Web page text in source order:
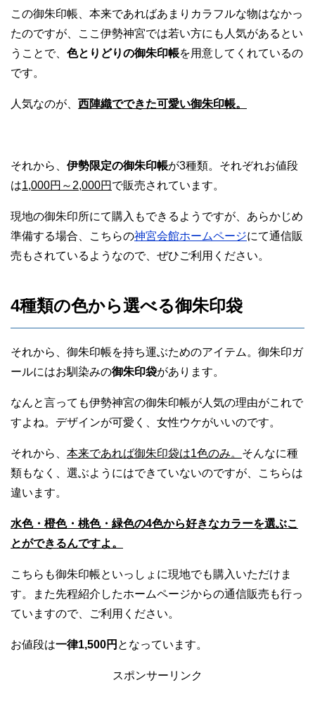
この御朱印帳、本来であればあまりカラフルな物はなかっ
たのですが、ここ伊勢神宮では若い方にも人気があるとい
うことで、 色とりどりの御朱印帳を用意してくれているの
です。
人気なのが、 西陣織でできた可愛い御朱印帳。
それから、 伊勢限定の御朱印帳が3種類。それぞれお値段
は1,000円～2,000円 で販売されています。
現地の御朱印所にて購入もできるようですが、あらかじめ
準備する場合、こちらの神宮会館ホームページにて通信販
売もされているようなので、ぜひご利用ください。
4種類の色から選べる御朱印袋
それから、御朱印帳を持ち運ぶためのアイテム。御朱印ガ
ールにはお馴染みの御朱印袋があります。
なんと言っても伊勢神宮の御朱印帳が人気の理由がこれで
すよね。デザインが可愛く、女性ウケがいいのです。
それから、 本来であれば御朱印袋は1色のみ。 そんなに種
類もなく、選ぶようにはできていないのですが、こちらは
違います。
水色・橙色・桃色・緑色の4色から好きなカラーを選ぶこ
とができるんですよ。
こちらも御朱印帳といっしょに現地でも購入いただけま
す。また先程紹介したホームページからの通信販売も行っ
ていますので、ご利用ください。
お値段は一律1,500円 となっています。
スポンサーリンク